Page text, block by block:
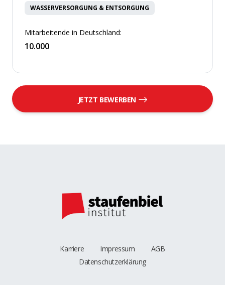
WASSERVERSORGUNG & ENTSORGUNG
Mitarbeitende in Deutschland:
10.000
JETZT BEWERBEN
Karriere Impressum
AGB
Datenschutzerklärung